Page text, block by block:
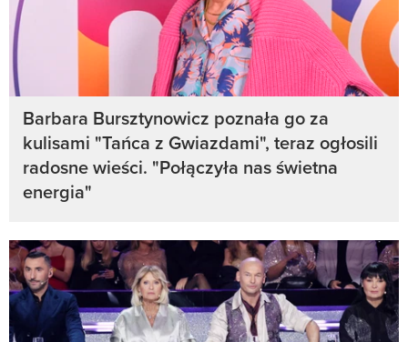
Barbara Bursztynowicz poznała go za
kulisami "Tańca z Gwiazdami", teraz ogłosili
radosne wieści. "Połączyła nas świetna
energia"